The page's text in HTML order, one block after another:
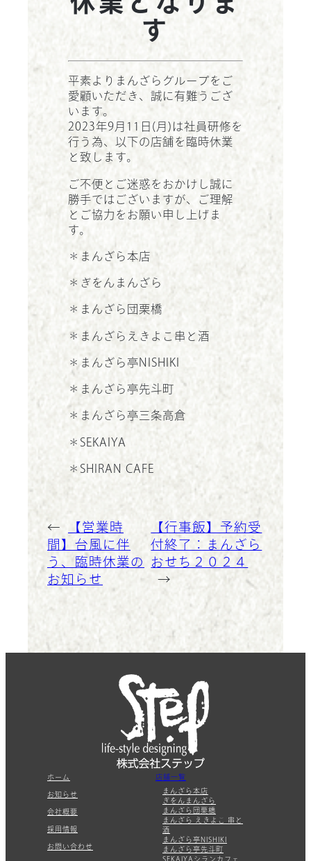
す
平素よりまんざらグループをご
愛顧いただき、誠に有難うござ
います。
2023年9月11日(月)は社員研修を
行う為、以下の店舗を臨時休業
と致します。
ご不便とご迷惑をおかけし誠に
勝手ではございますが、ご理解
とご協力をお願い申し上げま
す。
＊まんざら本店
＊ぎをんまんざら
＊まんざら団栗橋
＊まんざらえきよこ串と酒
＊まんざら亭NISHIKI
＊まんざら亭先斗町
＊まんざら亭三条高倉
＊SEKAIYA
＊SHIRAN CAFE
←
【営業時
間】台風に伴
う、臨時休業の
お知らせ
【行事飯】予約受
付終了：まんざら
おせち２０２４
→
ホーム
お知らせ
会社概要
採用情報
お問い合わせ
店舗一覧
まんざら本店
ぎをんまんざら
まんざら団栗橋
まんざら えきよこ 串と
酒
まんざら亭NISHIKI
まんざら亭先斗町
SEKAIYA シランカフェ